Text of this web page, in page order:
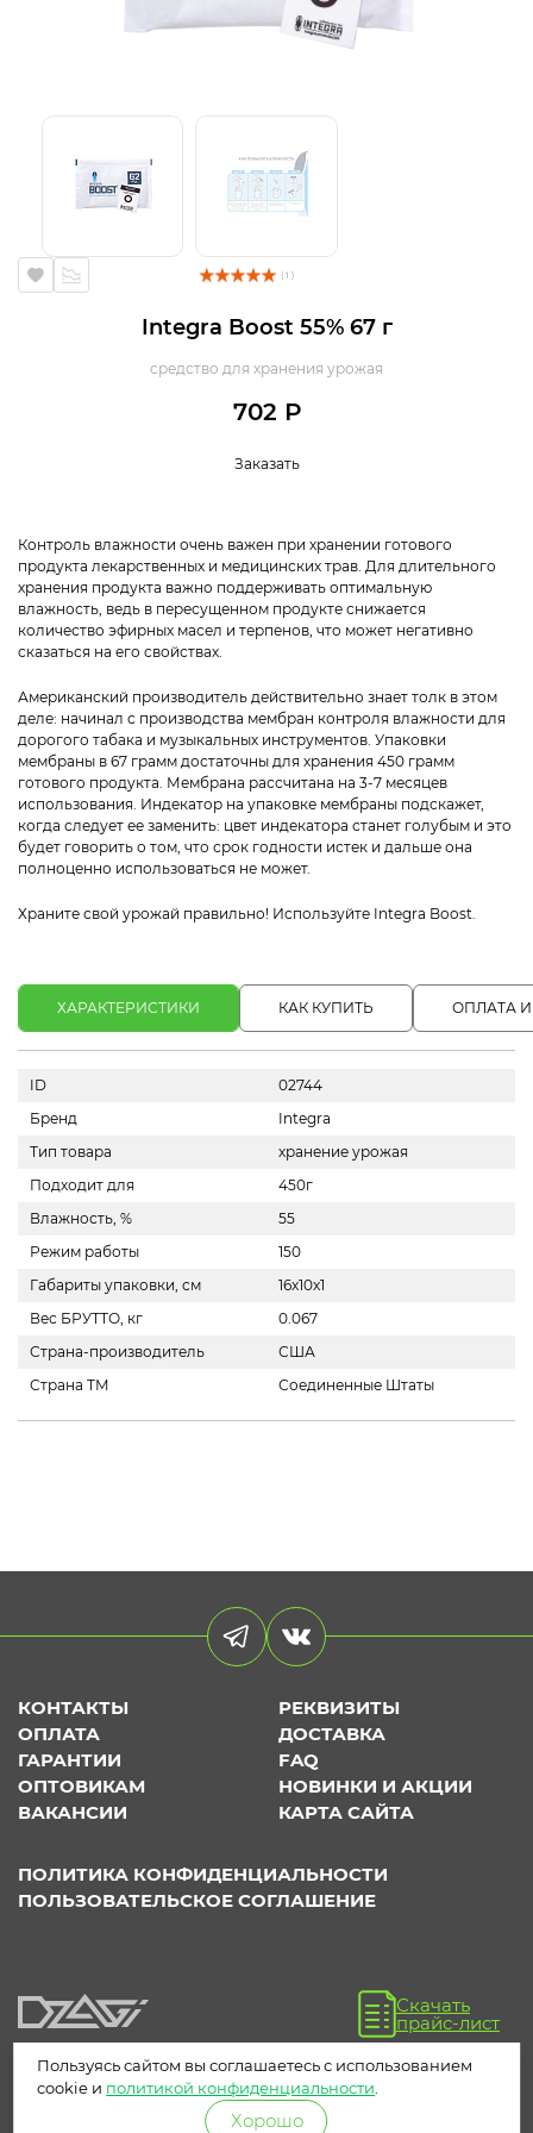
( 1 )
Integra Boost 55% 67 г
средство для хранения урожая
702 Р
Заказать
Контроль влажности очень важен при хранении готового
продукта лекарственных и медицинских трав. Для длительного
хранения продукта важно поддерживать оптимальную
влажность, ведь в пересущенном продукте снижается
количество эфирных масел и терпенов, что может негативно
сказаться на его свойствах.
Американский производитель действительно знает толк в этом
деле: начинал с производства мембран контроля влажности для
дорогого табака и музыкальных инструментов. Упаковки
мембраны в 67 грамм достаточны для хранения 450 грамм
готового продукта. Мембрана рассчитана на 3-7 месяцев
использования. Индекатор на упаковке мембраны подскажет,
когда следует ее заменить: цвет индекатора станет голубым и это
будет говорить о том, что срок годности истек и дальше она
полноценно использоваться не может.
Храните свой урожай правильно! Используйте Integra Boost.
ХАРАКТЕРИСТИКИ КАК КУПИТЬ ОПЛАТА
ID
02744
Бренд
Integra
Тип товара
хранение урожая
Подходит для
450г
Влажность, %
55
Режим работы
150
Габариты упаковки, см
16x10x1
Вес БРУТТО, кг
0.067
Страна-производитель
США
Страна ТМ
Соединенные Штаты
КОНТАКТЫ
РЕКВИЗИТЫ
ОПЛАТА
ДОСТАВКА
ГАРАНТИИ
FAQ
ОПТОВИКАМ
НОВИНКИ И АКЦИИ
ВАКАНСИИ
КАРТА САЙТА
ПОЛИТИКА КОНФИДЕНЦИАЛЬНОСТИ
ПОЛЬЗОВАТЕЛЬСКОЕ СОГЛАШЕНИЕ
Скачать
прайс-лист
Пользуясь сайтом вы соглашаетесь с использованием
cookie и политикой конфиденциальности
Хорошо